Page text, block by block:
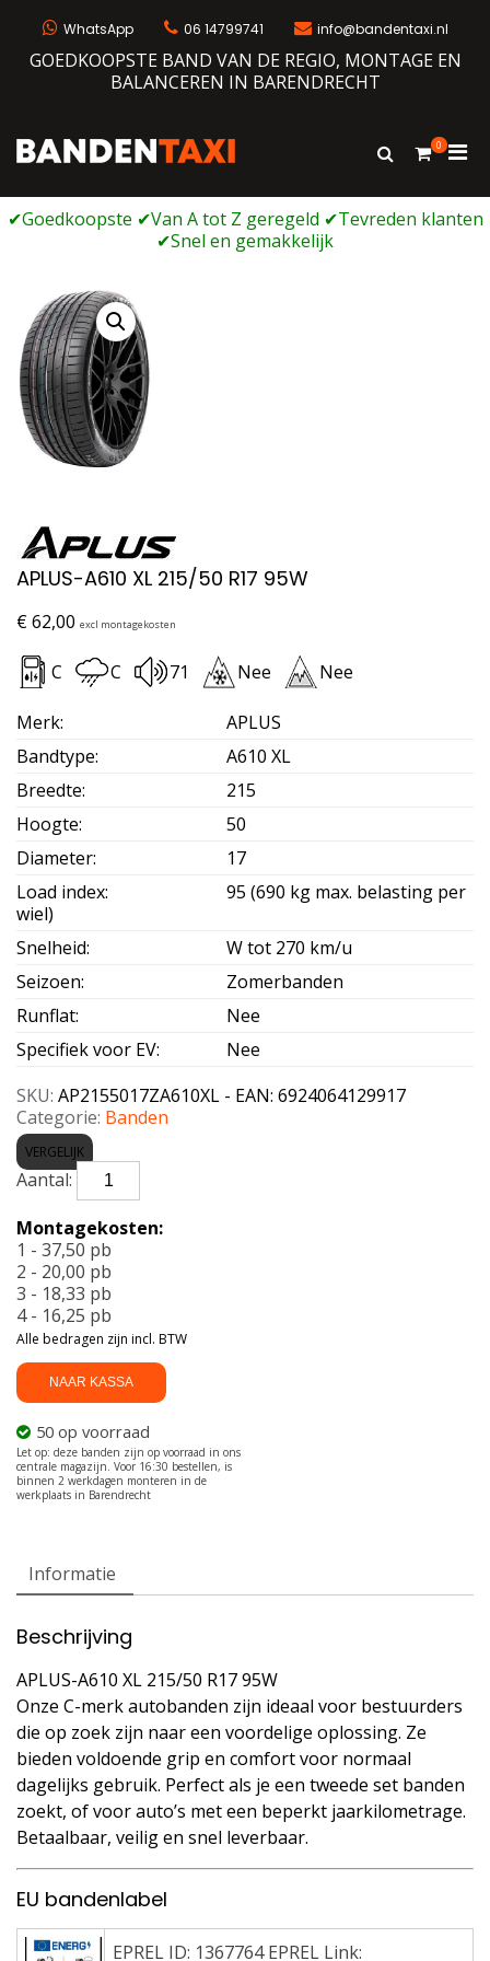
WhatsApp 06 14799741 info@bandentaxi.nl
GOEDKOOPSTE BAND VAN DE REGIO, MONTAGE EN
BALANCEREN IN BARENDRECHT
Bandengarage met eigen webshop
Toon
0
voor
APLUS-A610 XL 215/50 R17 95W
€62,00 excl montagekosten
C C 71 Nee Nee
Merk:
APLUS
Bandtype:
A610 XL
Breedte:
215
Hoogte:
50
Diameter:
17
Load index:
95 (690 kg max. belasting per
wiel)
Snelheid:
W tot 270 km/u
Seizoen:
Zomerbanden
Runflat:
Nee
Specifiek voor EV:
Nee
SKU: AP2155017ZA610XL - EAN: 6924064129917
Categorie: Banden
VERGELIJK
APLUS-
A610
215/50
R17
95W
aantal
NAAR KASSA
50 op voorraad
Montagekosten:
1 - 37,50 pb
2 - 20,00 pb
3 - 18,33 pb
4 - 16,25 pb
Alle bedragen zijn incl. BTW
Informatie
Beschrijving
APLUS-A610 XL 215/50 R17 95W
Onze C-merk autobanden zijn ideaal voor bestuurders
die op zoek zijn naar een voordelige oplossing. Ze
bieden voldoende grip en comfort voor normaal
dagelijks gebruik. Perfect als je een tweede set banden
zoekt, of voor auto’s met een beperkt jaarkilometrage.
Betaalbaar, veilig en snel leverbaar.
EU bandenlabel
EPREL ID: 1367764 EPREL Link: